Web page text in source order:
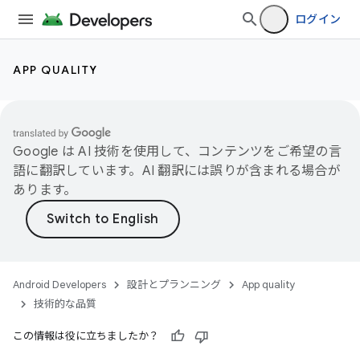
ログイン
APP QUALITY
Google は AI 技術を使用して、コンテンツをご希望の言
語に翻訳しています。AI 翻訳には誤りが含まれる場合が
あります。
Android Developers 設計とプランニング
App quality
技術的な品質
この情報は役に立ちましたか？